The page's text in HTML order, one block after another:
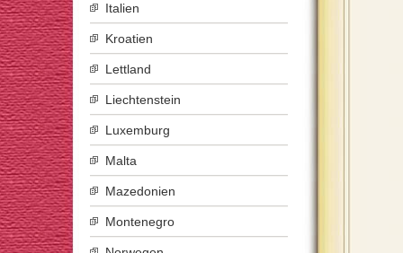
Italien
Kroatien
Lettland
Liechtenstein
Luxemburg
Malta
Mazedonien
Montenegro